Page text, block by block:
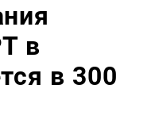
в
в 300